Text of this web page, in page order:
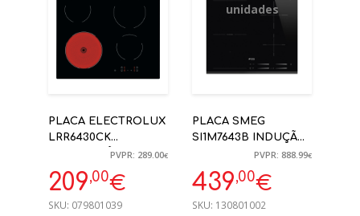
PLACA ELECTROLUX
LRR6430CK
VITROCERÂMICA
60CM
PVPR: 289.00€
209,00€
SKU: 079801039
unidades
PLACA SMEG
SI1M7643B INDUÇÃO
MULTIZONA FRENTE
BISELADA, PRETA,
60CM
PVPR: 888.99€
439,00€
SKU: 130801002